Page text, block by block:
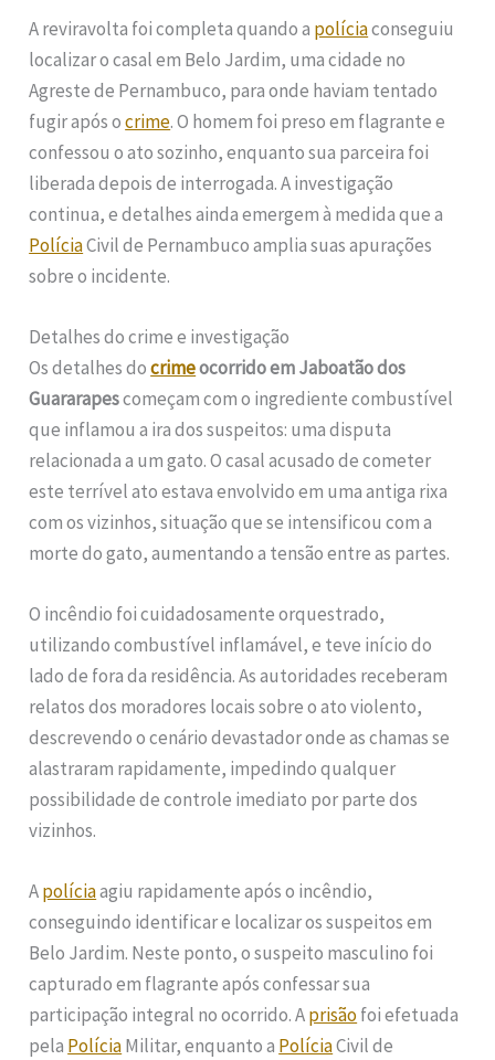
A reviravolta foi completa quando a políciaconseguiu
localizar o casal em Belo Jardim, uma cidade no
Agreste de Pernambuco, para onde haviam tentado
fugir após ocrime. O homem foi preso em flagrante e
confessou o ato sozinho, enquanto sua parceira foi
liberada depois de interrogada. A investigação
continua, e detalhes ainda emergem à medida que a
PolíciaCivil de Pernambuco amplia suas apurações
sobre o incidente.
Detalhes do crime e investigação
Os detalhes docrimeocorrido em Jaboatão dos
Guararapescomeçam com o ingrediente combustível
que inflamou a ira dos suspeitos: uma disputa
relacionada a um gato. O casal acusado de cometer
este terrível ato estava envolvido em uma antiga rixa
com os vizinhos, situação que se intensificou com a
morte do gato, aumentando a tensão entre as partes.
O incêndio foi cuidadosamente orquestrado,
utilizando combustível inflamável, e teve início do
lado de fora da residência. As autoridades receberam
relatos dos moradores locais sobre o ato violento,
descrevendo o cenário devastador onde as chamas se
alastraram rapidamente, impedindo qualquer
possibilidade de controle imediato por parte dos
vizinhos.
Apolíciaagiu rapidamente após o incêndio,
conseguindo identificar e localizar os suspeitos em
Belo Jardim. Neste ponto, o suspeito masculino foi
capturado em flagrante após confessar sua
participação integral no ocorrido. Aprisãofoi efetuada
pela PolíciaMilitar, enquanto a PolíciaCivil de